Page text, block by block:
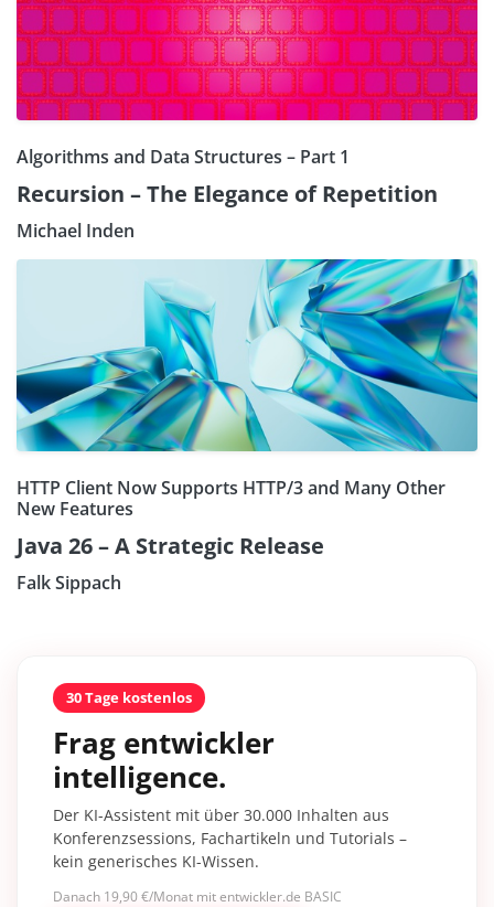
Algorithms and Data Structures – Part 1
Recursion – The Elegance of Repetition
Michael Inden
HTTP Client Now Supports HTTP/3 and Many Other
New Features
Java 26 – A Strategic Release
Falk Sippach
30 Tage kostenlos
Frag entwickler
intelligence.
Der KI-Assistent mit über 30.000 Inhalten aus
Konferenzsessions, Fachartikeln und Tutorials –
kein generisches KI-Wissen.
Danach 19,90 €/Monat mit entwickler.de BASIC